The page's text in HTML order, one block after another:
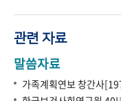
관련 자료
말씀자료
가족계획연보 창간사